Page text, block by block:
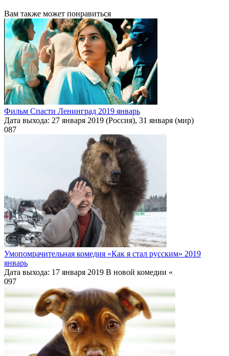
Вам также может понравиться
Фильм Спасти Ленинград 2019 январь
Дата выхода: 27 января 2019 (Россия), 31 января (мир)
087
Умопомрачительная комедия «Как я стал русским» 2019
январь
Дата выхода: 17 января 2019 В новой комедии «
097